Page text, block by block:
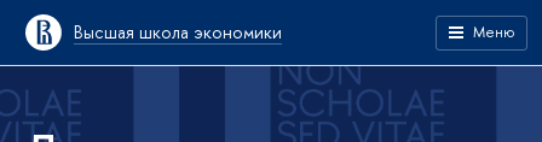
Высшая школа экономики Меню